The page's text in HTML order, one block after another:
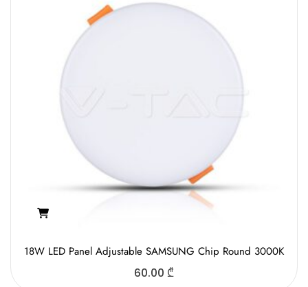
18W LED Panel Adjustable SAMSUNG Chip Round 3000K
60.00 ₾